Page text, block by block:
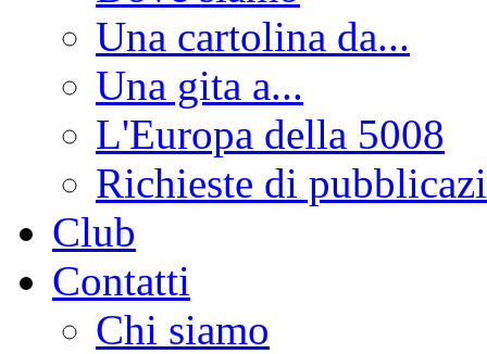
Una cartolina da...
Una gita a...
L'Europa della 5008
Richieste di
Club
Contatti
Chi siamo